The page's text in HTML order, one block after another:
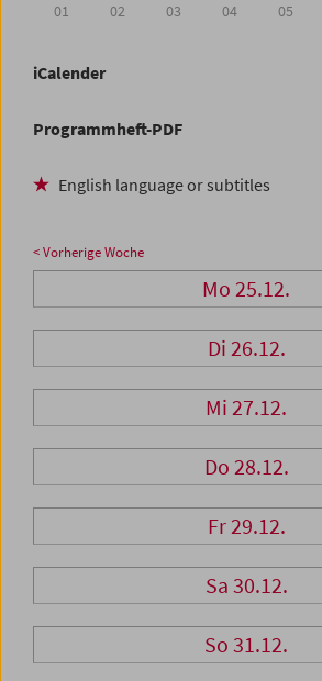
01
02 03 04 05
iCalender
Programmheft-PDF
English language or subtitles
< Vorherige Woche
Mo 25.12.
Di 26.12.
Mi 27.12.
Do 28.12.
Fr 29.12.
Sa 30.12.
So 31.12.